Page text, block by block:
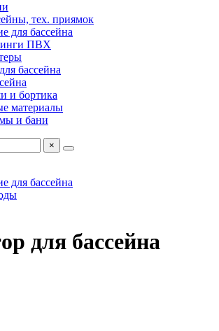
тех. приямок
для бассейна
ПВХ
бассейна
и бортика
материалы
и бани
×
для бассейна
для бассейна